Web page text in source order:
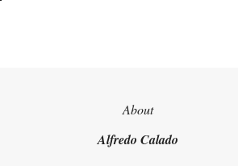
About
Alfredo Calado